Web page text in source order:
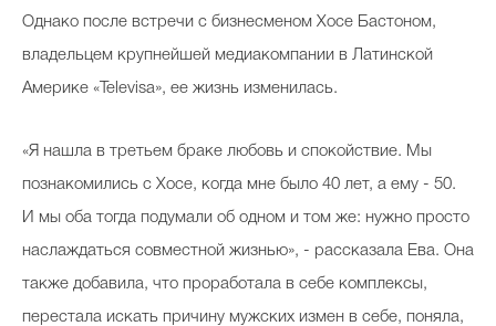
Однако после встречи с бизнесменом Хосе Бастоном,
владельцем крупнейшей медиакомпании в Латинской
Америке «Televisa», ее жизнь изменилась.
«Я нашла в третьем браке любовь и спокойствие. Мы
познакомились с Хосе, когда мне было 40 лет, а ему - 50.
И мы оба тогда подумали об одном и том же: нужно просто
наслаждаться совместной жизнью», - рассказала Ева. Она
также добавила, что проработала в себе комплексы,
перестала искать причину мужских измен в себе, поняла,